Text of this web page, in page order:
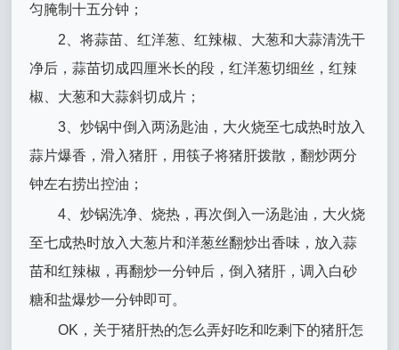
匀腌制十五分钟；
2、将蒜苗、红洋葱、红辣椒、大葱和大蒜清洗干
净后，蒜苗切成四厘米长的段，红洋葱切细丝，红辣
椒、大葱和大蒜斜切成片；
3、炒锅中倒入两汤匙油，大火烧至七成热时放入
蒜片爆香，滑入猪肝，用筷子将猪肝拨散，翻炒两分
钟左右捞出控油；
4、炒锅洗净、烧热，再次倒入一汤匙油，大火烧
至七成热时放入大葱片和洋葱丝翻炒出香味，放入蒜
苗和红辣椒，再翻炒一分钟后，倒入猪肝，调入白砂
糖和盐爆炒一分钟即可。
OK，关于猪肝热的怎么弄好吃和吃剩下的猪肝怎